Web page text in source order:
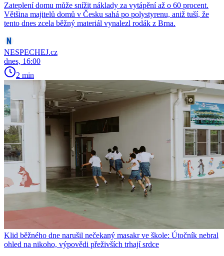
Zateplení domu může snížit náklady za vytápění až o 60 procent.
Většina majitelů domů v Česku sahá po polystyrenu, aniž tuší, že
tento dnes zcela běžný materiál vynalezl rodák z Brna.
NESPECHEJ.cz
dnes, 16:00
2 min
Klid běžného dne narušil nečekaný masakr ve škole: Útočník nebral
ohled na nikoho, výpovědi přeživších trhají srdce